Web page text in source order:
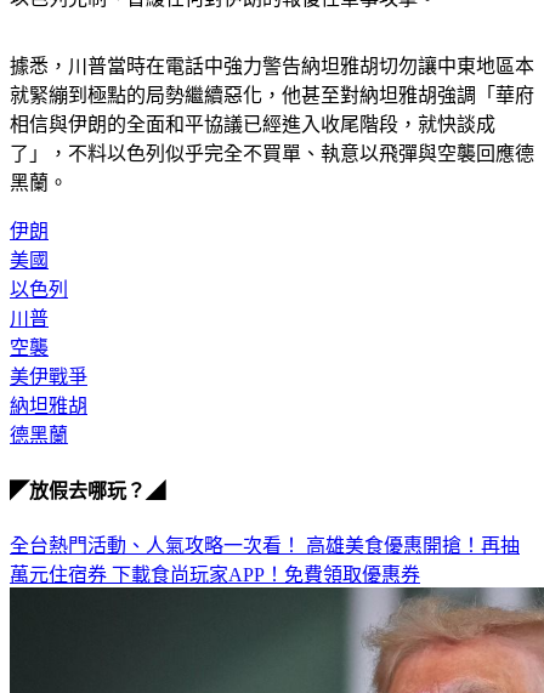
據悉，川普當時在電話中強力警告納坦雅胡切勿讓中東地區本
就緊繃到極點的局勢繼續惡化，他甚至對納坦雅胡強調「華府
相信與伊朗的全面和平協議已經進入收尾階段，就快談成
了」，不料以色列似乎完全不買單、執意以飛彈與空襲回應德
黑蘭。
伊朗
美國
以色列
川普
空襲
美伊戰爭
納坦雅胡
德黑蘭
◤放假去哪玩？◢
全台熱門活動、人氣攻略一次看！ 高雄美食優惠開搶！再抽
萬元住宿券 下載食尚玩家APP！免費領取優惠券